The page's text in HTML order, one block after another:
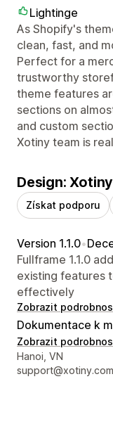
Lightinge
As Shopify's
clean, fast, and
Perfect for a
trustworthy
theme features
sections on
and custom
Xotiny team is
Design: Xotiny
Získat podporu
Version 1.1.0•
Fullframe 1.1.0
existing features
effectively
Zobrazit
Dokumentace k
Zobrazit
Kontaktní údaje
Hanoi, VN
support@xotiny.com